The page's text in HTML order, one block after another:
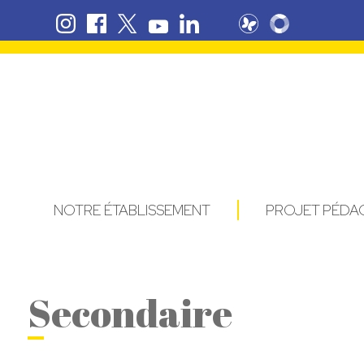
NOTRE ÉTABLISSEMENT PROJET
Secondaire